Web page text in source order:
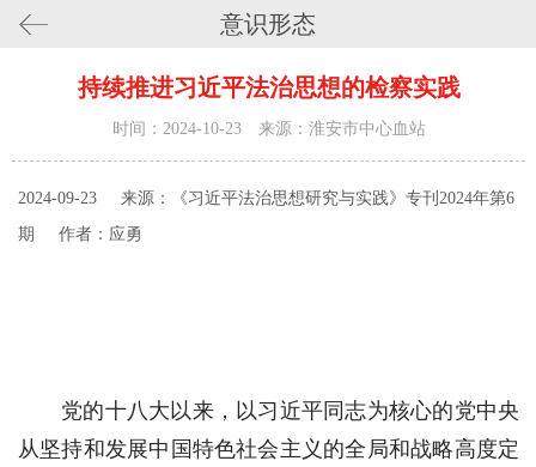
意识形态
持续推进习近平法治思想的检察实践
时间：2024-10-23 来源：淮安市中心血站
2024-09-23
来源：《习近平法治思想研究与实践》专刊2024年第6
期
作者：应勇
党的十八大以来，以习近平同志为核心的党中央
从坚持和发展中国特色社会主义的全局和战略高度定